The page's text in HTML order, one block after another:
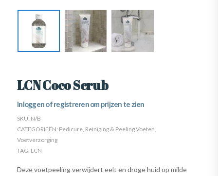
LCN Coco Scrub
Inloggen of registreren om prijzen te zien
SKU: N/B
CATEGORIEËN: Pedicure Reiniging & Peeling Voeten
Voetverzorging
TAG: LCN
Deze voetpeeling verwijdert eelt en droge huid op milde